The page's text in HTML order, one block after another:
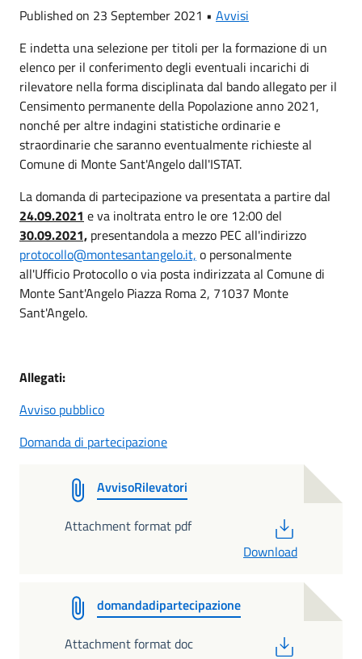
Published on 23 September 2021 • Avvisi
E indetta una selezione per titoli per la formazione di un
elenco per il conferimento degli eventuali incarichi di
rilevatore nella forma disciplinata dal bando allegato per il
Censimento permanente della Popolazione anno 2021,
nonché per altre indagini statistiche ordinarie e
straordinarie che saranno eventualmente richieste al
Comune di Monte Sant'Angelo dall'ISTAT.
La domanda di partecipazione va presentata a partire dal
24.09.2021 e va inoltrata entro le ore 12:00 del
30.09.2021, presentandola a mezzo PEC all'indirizzo
protocollo@montesantangelo.it, o personalmente
all'Ufficio Protocollo o via posta indirizzata al Comune di
Monte Sant'Angelo Piazza Roma 2, 71037 Monte
Sant'Angelo.
Allegati:
Avviso pubblico
Domanda di partecipazione
AvvisoRilevatori
Attachment format pdf
Download
domandadipartecipazione
Attachment format doc